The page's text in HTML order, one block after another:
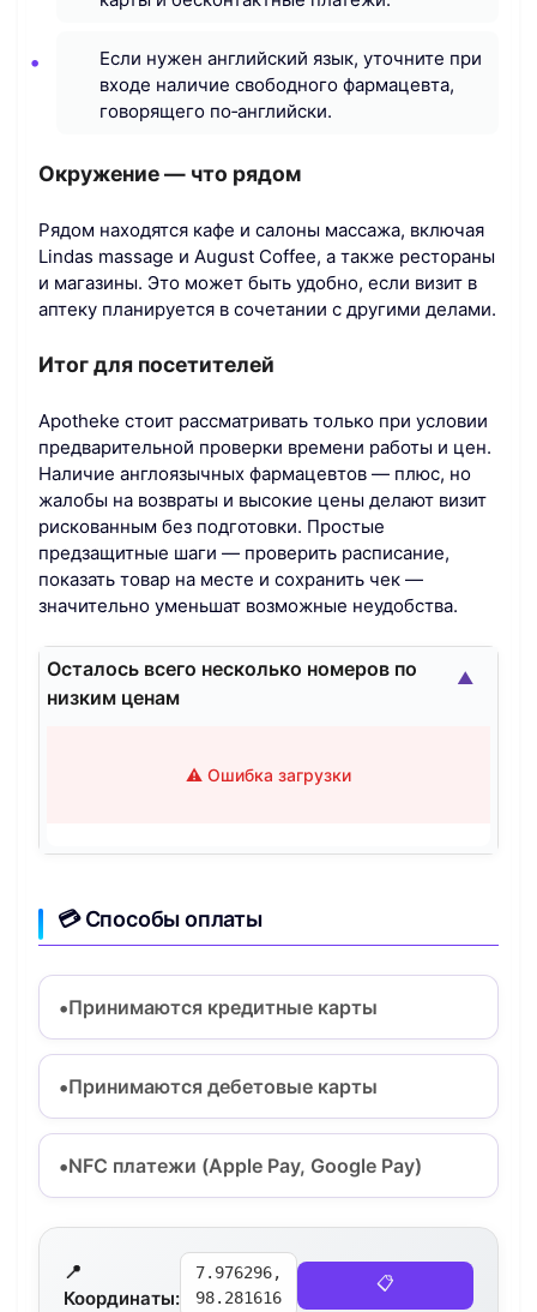
Если нужен английский язык, уточните при
входе наличие свободного фармацевта,
говорящего по‑английски.
Окружение — что рядом
Рядом находятся кафе и салоны массажа, включая
Lindas massage и August Coffee, а также рестораны
и магазины. Это может быть удобно, если визит в
аптеку планируется в сочетании с другими делами.
Итог для посетителей
Apotheke стоит рассматривать только при условии
предварительной проверки времени работы и цен.
Наличие англоязычных фармацевтов — плюс, но
жалобы на возвраты и высокие цены делают визит
рискованным без подготовки. Простые
предзащитные шаги — проверить расписание,
показать товар на месте и сохранить чек —
значительно уменьшат возможные неудобства.
Осталось всего несколько номеров по
низким ценам
⚠️ Ошибка загрузки
▲
💳 Способы оплаты
Принимаются кредитные карты
Принимаются дебетовые карты
NFC платежи (Apple Pay, Google Pay)
📍
Координаты:
7.976296,
98.281616
📋